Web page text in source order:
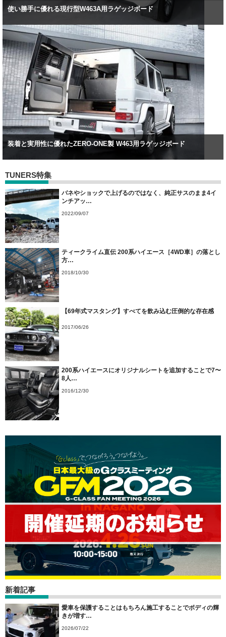
使い勝手に優れる現行型W463A用ラゲッジボード
装着と実用性に優れたZERO-ONE製 W463用ラゲッジボード
TUNERS特集
バネやショックで上げるのではなく、純正サスのまま4イ
ンチアッ…
2022/09/07
ティークライム直伝 200系ハイエース［4WD車］の落とし
方…
2018/10/30
【69年式マスタング】すべてを飲み込む圧倒的な存在感
2017/06/26
200系ハイエースにオリジナルシートを追加することで7〜
8人…
2016/12/30
新着記事
愛車を保護することはもちろん施工することでボディの輝
きが増す…
2026/07/22